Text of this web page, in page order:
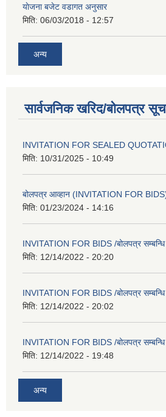
याेजना बजेट वडागत अनुसार
मिति: 06/03/2018 - 12:57
अन्य
सार्वजनिक खरिद/बोलपत्र
INVITATION FOR SEALED
मिति: 10/31/2025 - 10:49
बोलपत्र आव्हान (INVITATION FOR BIDS)
मिति: 01/23/2024 - 14:16
INVITATION FOR BIDS /बोलपत्र
मिति: 12/14/2022 - 20:20
INVITATION FOR BIDS /बोलपत्र
मिति: 12/14/2022 - 20:02
INVITATION FOR BIDS /बोलपत्र
मिति: 12/14/2022 - 19:48
अन्य